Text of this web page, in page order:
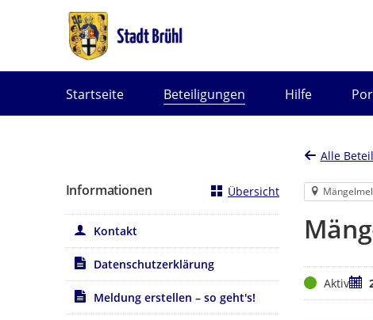
Startseite Beteiligungen Hilfe
Alle
StatusAktiv
Informationen Übersicht
Kontakt
Datenschutzerklärung
Meldung erstellen – so geht's!